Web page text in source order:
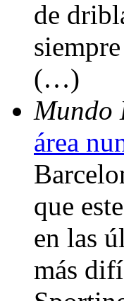
de
(…)
Mundo
área
que
en las
más